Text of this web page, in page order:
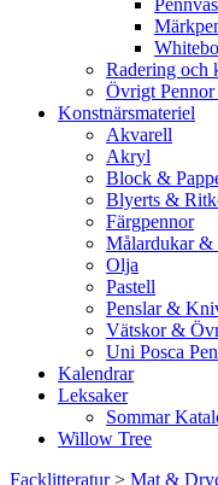
Radering och
Övrigt
Konstnärsmateriel
Akvarell
Akryl
Block &
Blyerts &
Färgpennor
Målardukar &
Olja
Pastell
Penslar &
Vätskor &
Uni Posca
Kalendrar
Leksaker
Sommar
Willow Tree
Facklitteratur> Mat &